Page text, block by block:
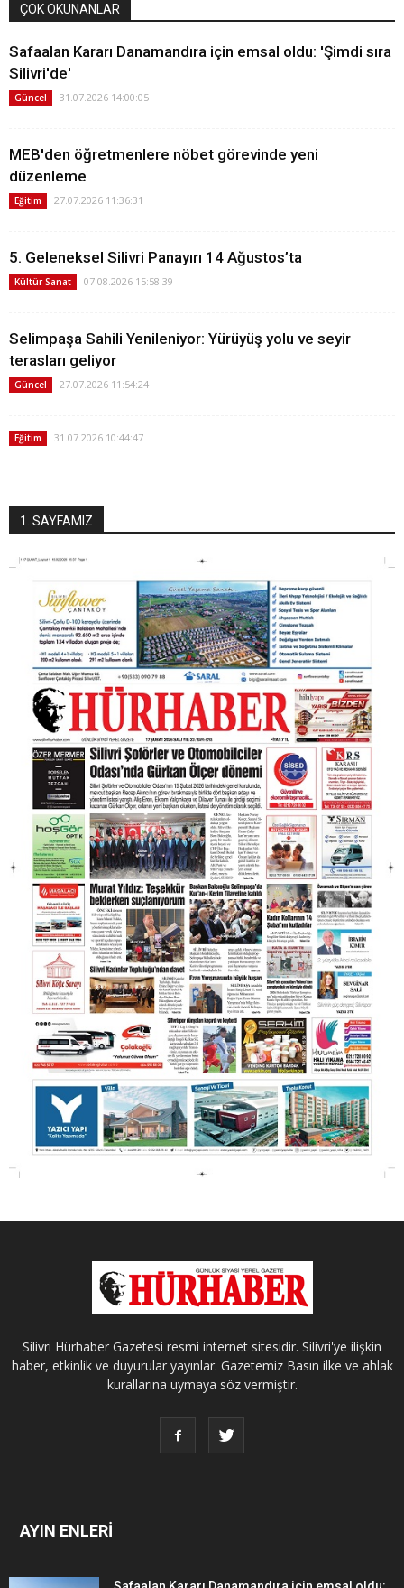
ÇOK OKUNANLAR
Safaalan Kararı Danamandıra için emsal oldu: 'Şimdi sıra
Silivri'de'
Güncel 31.07.2026 14:00:05
MEB'den öğretmenlere nöbet görevinde yeni
düzenleme
Eğitim 27.07.2026 11:36:31
5. Geleneksel Silivri Panayırı 14 Ağustos’ta
Kültür Sanat 07.08.2026 15:58:39
Selimpaşa Sahili Yenileniyor: Yürüyüş yolu ve seyir
terasları geliyor
Güncel 27.07.2026 11:54:24
Eğitim 31.07.2026 10:44:47
1. SAYFAMIZ
Silivri Hürhaber Gazetesi resmi internet sitesidir. Silivri'ye ilişkin
haber, etkinlik ve duyurular yayınlar. Gazetemiz Basın ilke ve ahlak
kurallarına uymaya söz vermiştir.
AYIN ENLERİ